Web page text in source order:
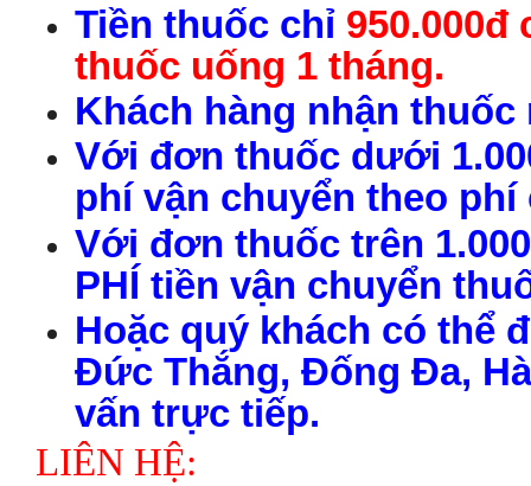
Tiền thuốc chỉ 950.000đ
thuốc uống 1 tháng.
Khách hàng nhận
Với đơn thuốc dưới
phí vận chuyển theo
Với đơn thuốc trên
PHÍ tiền vận chuyển
Hoặc quý khách có thể
Đức Thắng, Đống Đa,
vấn trực tiếp.
LIÊN HỆ: